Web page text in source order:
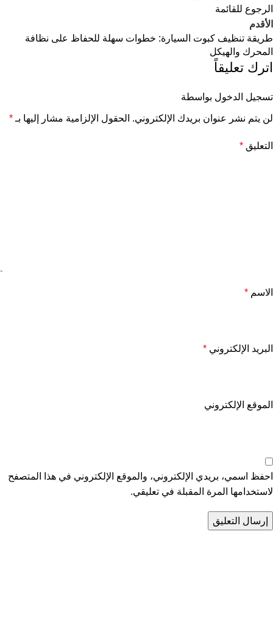
الرجوع للقائمة
الأقدم
طريقة تنظيف كبوت السيارة: خطوات سهلة للحفاظ على نظافة
المحرك والهيكل
اترك تعليقاً
تسجيل الدخول بواسطة
لن يتم نشر عنوان بريدك الإلكتروني. الحقول الإلزامية مشار إليها بـ *
التعليق *
الاسم *
البريد الإلكتروني *
الموقع الإلكتروني
احفظ اسمي، بريدي الإلكتروني، والموقع الإلكتروني في هذا المتصفح
لاستخدامها المرة المقبلة في تعليقي.